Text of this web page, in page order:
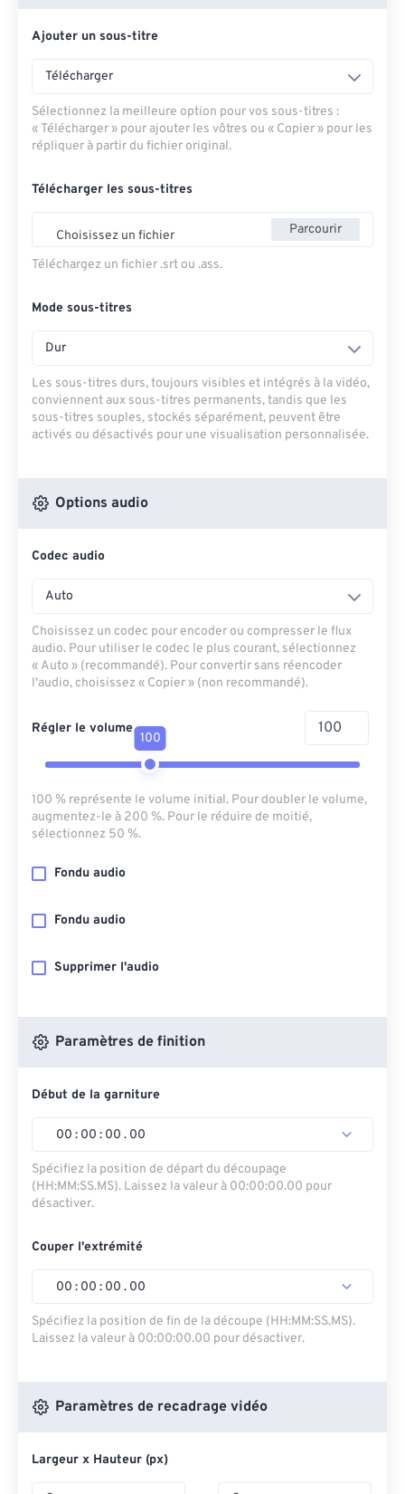
Ajouter un sous-titre
Télécharger
Sélectionnez la meilleure option pour vos sous-titres :
« Télécharger » pour ajouter les vôtres ou « Copier » pour les
répliquer à partir du fichier original.
Télécharger les sous-titres
Choisissez un fichier Parcourir
Téléchargez un fichier .srt ou .ass.
Mode sous-titres
Dur
Les sous-titres durs, toujours visibles et intégrés à la vidéo,
conviennent aux sous-titres permanents, tandis que les
sous-titres souples, stockés séparément, peuvent être
activés ou désactivés pour une visualisation personnalisée.
Options audio
Codec audio
Auto
Choisissez un codec pour encoder ou compresser le flux
audio. Pour utiliser le codec le plus courant, sélectionnez
« Auto » (recommandé). Pour convertir sans réencoder
l'audio, choisissez « Copier » (non recommandé).
Régler le volume
100
100 % représente le volume initial. Pour doubler le volume,
augmentez-le à 200 %. Pour le réduire de moitié,
sélectionnez 50 %.
Fondu audio
Fondu audio
Supprimer l'audio
Paramètres de finition
Début de la garniture
00 : 00 : 00 . 00
Spécifiez la position de départ du découpage
(HH:MM:SS.MS). Laissez la valeur à 00:00:00.00 pour
désactiver.
Couper l'extrémité
00 : 00 : 00 . 00
Spécifiez la position de fin de la découpe (HH:MM:SS.MS).
Laissez la valeur à 00:00:00.00 pour désactiver.
Paramètres de recadrage vidéo
Largeur x Hauteur (px)